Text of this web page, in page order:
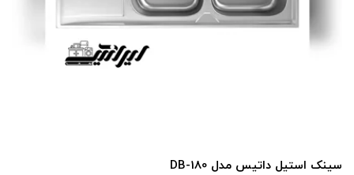
سینک استیل داتیس مدل DB-180